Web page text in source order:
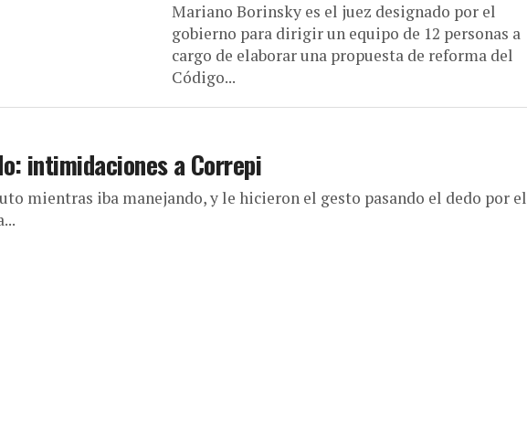
Mariano Borinsky es el juez designado por el
gobierno para dirigir un equipo de 12 personas a
cargo de elaborar una propuesta de reforma del
Código...
intimidaciones a Correpi
mientras iba manejando, y le hicieron el gesto pasando el dedo por el